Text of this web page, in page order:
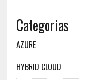
Categorias
AZURE
HYBRID CLOUD